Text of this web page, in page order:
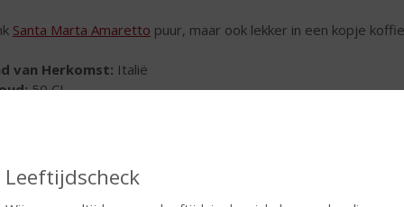
Leeftijdscheck
Santa Marta Amaretto puur, maar ook lekker in een kopje
van Herkomst: Italië
50 CL
Texel is jutten een eeuwenoude traditie. Bij nacht en ontij zijn
het jutten. Doornat en koud wordt bij thuiskomst